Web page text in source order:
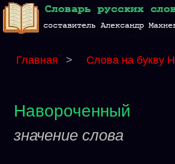
Главная > Слова на букву Н
Навороченный
значение слова